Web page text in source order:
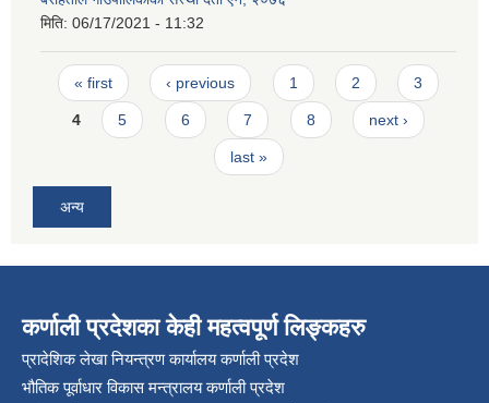
मिति: 06/17/2021 - 11:32
Pages
« first ‹ previous 1 2 3
4 5 6 7 8 next ›
last »
अन्य
कर्णाली प्रदेशका केही महत्वपूर्ण लिङ्कहरु
प्रादेशिक लेखा नियन्त्रण कार्यालय कर्णाली प्रदेश
भौतिक पूर्वाधार विकास मन्त्रालय कर्णाली प्रदेश